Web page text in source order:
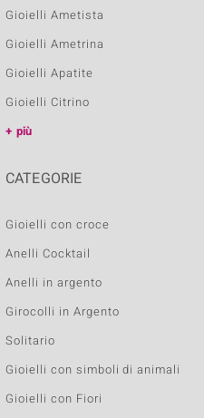
Gioielli Ametista
Gioielli Ametrina
Gioielli Apatite
Gioielli Citrino
più
CATEGORIE
Gioielli con croce
Anelli Cocktail
Anelli in argento
Girocolli in Argento
Solitario
Gioielli con simboli di animali
Gioielli con Fiori